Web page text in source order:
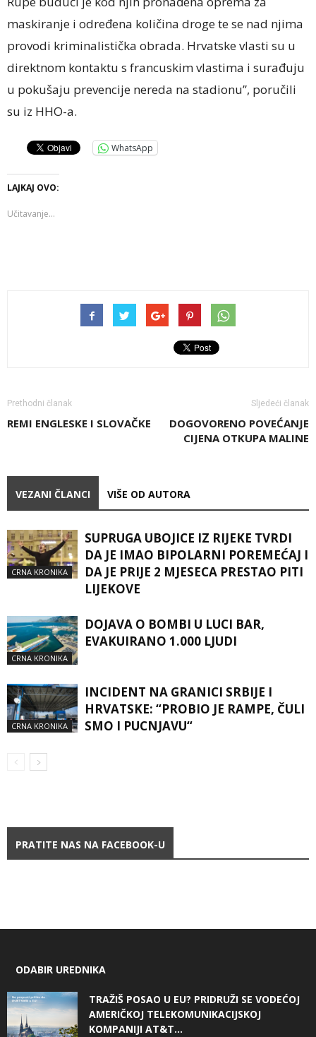
maskiranje i određena količina droge te se nad njima
provodi kriminalistička obrada. Hrvatske vlasti su u
direktnom kontaktu s francuskim vlastima i surađuju
u pokušaju prevencije nereda na stadionu”, poručili
su iz HHO-a.
WhatsApp
LAJKAJ OVO:
Učitavanje...
Prethodni članak
REMI ENGLESKE I SLOVAČKE
Sljedeći članak
DOGOVORENO POVEĆANJE
CIJENA OTKUPA MALINE
VEZANI ČLANCI VIŠE OD AUTORA
CRNA KRONIKA
SUPRUGA UBOJICE IZ RIJEKE TVRDI
DA JE IMAO BIPOLARNI POREMEĆAJ I
DA JE PRIJE 2 MJESECA PRESTAO PITI
LIJEKOVE
CRNA KRONIKA
DOJAVA O BOMBI U LUCI BAR,
EVAKUIRANO 1.000 LJUDI
CRNA KRONIKA
INCIDENT NA GRANICI SRBIJE I
HRVATSKE: “PROBIO JE RAMPE, ČULI
SMO I PUCNJAVU“
PRATITE NAS NA FACEBOOK-U
ODABIR UREDNIKA
TRAŽIŠ POSAO U EU? PRIDRUŽI SE VODEĆOJ
AMERIČKOJ TELEKOMUNIKACIJSKOJ
KOMPANIJI AT&T...